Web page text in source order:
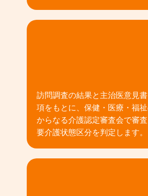
訪問調査の結果と主治医意見
項をもとに、保健・医療・福
からなる介護認定審査会で審査
要介護状態区分を判定します。